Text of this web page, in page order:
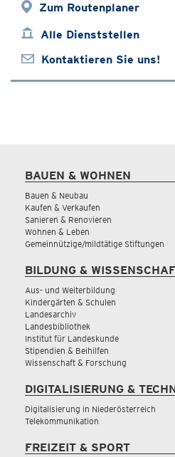
Zum Routenplaner
Alle Dienststellen
Kontaktieren Sie uns!
BAUEN & WOHNEN
Bauen & Neubau
Kaufen & Verkaufen
Sanieren & Renovieren
Wohnen & Leben
Gemeinnützige/mildtätige Stiftungen
BILDUNG &
Aus- und Weiterbildung
Kindergärten & Schulen
Landesarchiv
Landesbibliothek
Institut für Landeskunde
Stipendien & Beihilfen
Wissenschaft & Forschung
DIGITALISIERUNG &
Digitalisierung in Niederösterreich
Telekommunikation
FREIZEIT & SPORT